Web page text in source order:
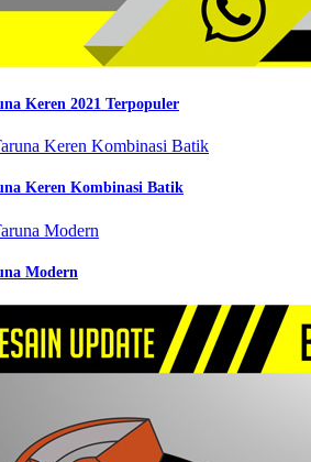
Keren 2021 Terpopuler
Keren Kombinasi Batik
Modern